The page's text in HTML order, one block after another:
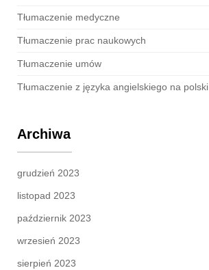
Tłumaczenie medyczne
Tłumaczenie prac naukowych
Tłumaczenie umów
Tłumaczenie z języka angielskiego na polski
Archiwa
grudzień 2023
listopad 2023
październik 2023
wrzesień 2023
sierpień 2023